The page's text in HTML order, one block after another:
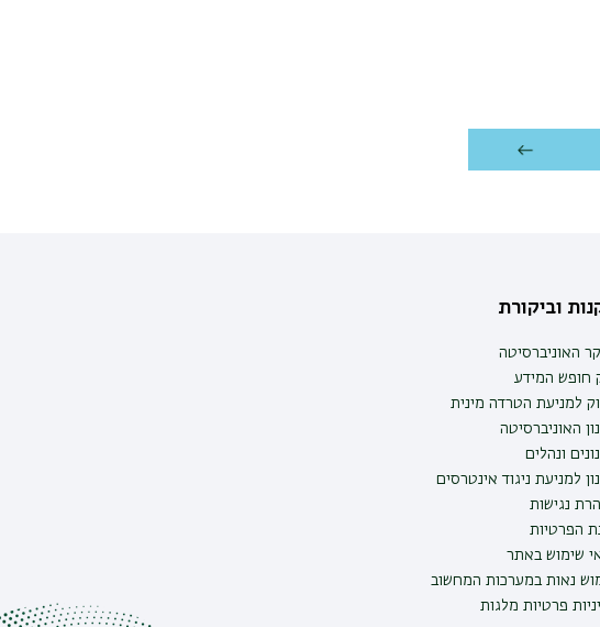
וביקורת
האוניברסיטה
חופש המידע
למניעת הטרדה מינית
האוניברסיטה
ונהלים
למניעת ניגוד אינטרסים
נגישות
הפרטיות
שימוש באתר
נאות במערכות המחשוב
פרטיות מלגות